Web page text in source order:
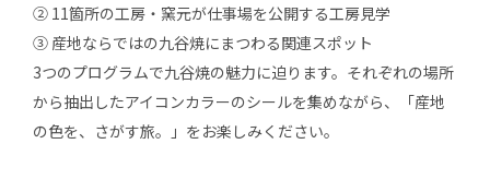
② 11箇所の⼯房・窯元が仕事場を公開する工房見学
③ 産地ならではの九谷焼にまつわる関連スポット
3つのプログラムで九谷焼の魅力に迫ります。それぞれの場所
から抽出したアイコンカラーのシールを集めながら、「産地
の色を、さがす旅。」をお楽しみください。